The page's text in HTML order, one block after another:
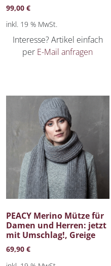
99,00 €
inkl. 19 % MwSt.
Interesse? Artikel einfach
per E-Mail anfragen
PEACY Merino Mütze für
Damen und Herren: jetzt
mit Umschlag!, Greige
69,90 €